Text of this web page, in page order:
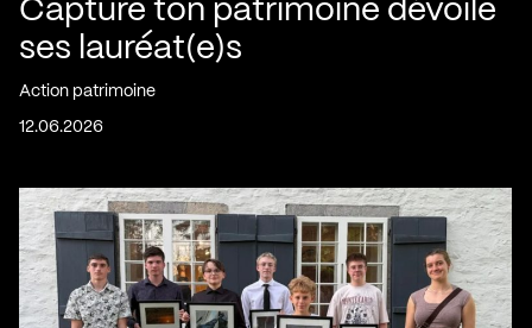
Capture ton patrimoine dévoile
ses lauréat(e)s
Action patrimoine
12.06.2026